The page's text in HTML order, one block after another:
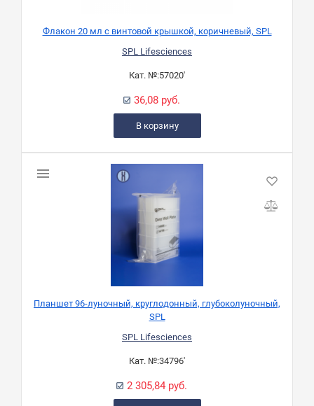
Флакон 20 мл с винтовой крышкой, коричневый, SPL
SPL Lifesciences
Кат. №:57020'
36,08 руб.
В корзину
Планшет 96-луночный, круглодонный, глубоколуночный,
SPL
SPL Lifesciences
Кат. №:34796'
2 305,84 руб.